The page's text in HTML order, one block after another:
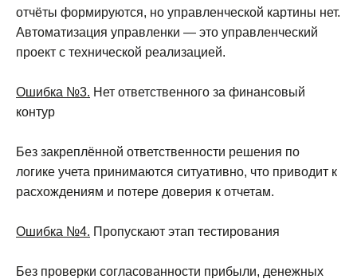
отчёты формируются, но управленческой картины нет.
Автоматизация управленки — это управленческий
проект с технической реализацией.
Ошибка №3. Нет ответственного за финансовый
контур
Без закреплённой ответственности решения по
логике учета принимаются ситуативно, что приводит к
расхождениям и потере доверия к отчетам.
Ошибка №4. Пропускают этап тестирования
Без проверки согласованности прибыли, денежных
Согласие на обработку персональных данных
© 2026 г.